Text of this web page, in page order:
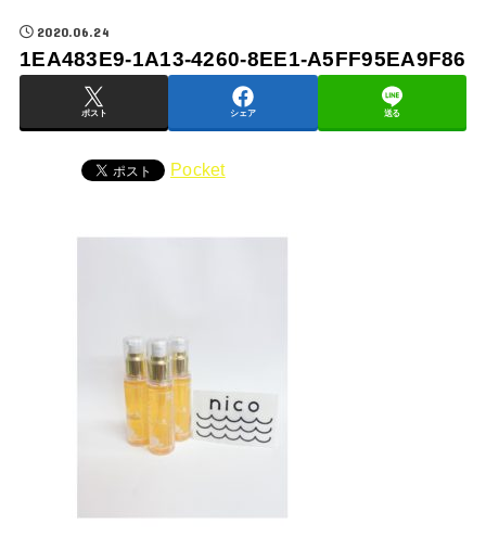
2020.06.24
1EA483E9-1A13-4260-8EE1-A5FF95EA9F86
ポスト シェア 送る
Pocket